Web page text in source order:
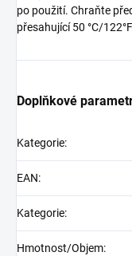
po použití. Chraňte
přesahující 50 °C/
Doplňkové
Kategorie:
EAN:
Kategorie:
Hmotnost/Objem: